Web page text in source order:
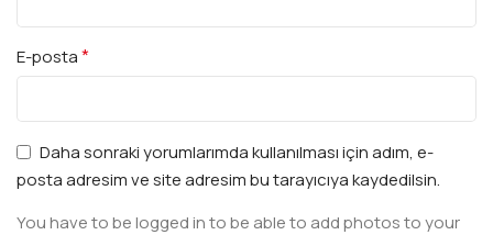
E-posta*
Daha sonraki yorumlarımda kullanılması için adım, e-
posta adresim ve site adresim bu tarayıcıya kaydedilsin.
You have to be logged in to be able to add photos to your